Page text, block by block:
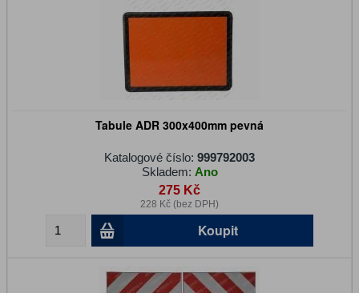
Tabule ADR 300x400mm pevná
Katalogové číslo: 999792003
Skladem: Ano
275 Kč
228 Kč (bez DPH)
Koupit